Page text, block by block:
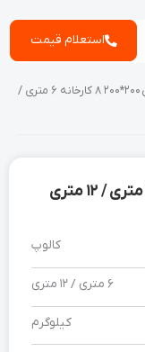
استعلام قیمت
/ پروفیل صنعتی 200*200 8 کارخانه 6 متری /
کالوپ
6 متری / 12 متری
کیلوگرم